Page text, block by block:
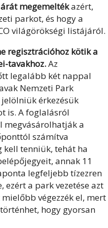
megemeltékazért,
parkot, és hogy a
világörökségi listájáról.
regisztrációhoz kötik a
tavakhoz.Az
legalább két nappal
Nemzeti Park
érkezésük
is. A foglalásról
megvásárolhatják a
számítva
kell tenniük, tehát ha
annak 11
legfeljebb tízezren
a park vezetése azt
végezzék el, mert
hogy gyorsan